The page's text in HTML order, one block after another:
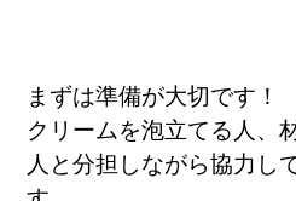
まずは準備が大切です！
クリームを泡立てる人、
人と分担しながら協力し